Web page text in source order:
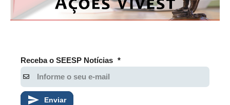
Receba o SEESP Notícias *
Enviar